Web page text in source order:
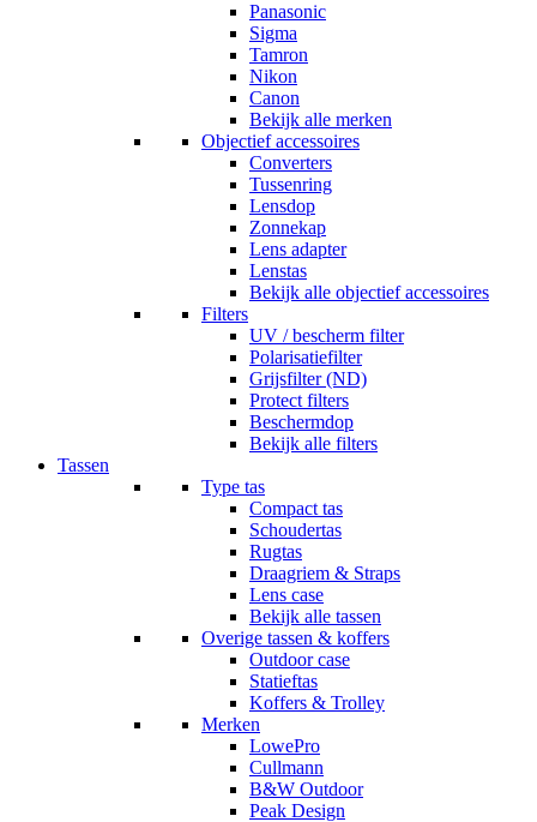
Panasonic
Sigma
Tamron
Nikon
Canon
Bekijk alle merken
Objectief accessoires
Converters
Tussenring
Lensdop
Zonnekap
Lens adapter
Lenstas
Bekijk alle objectief accessoires
Filters
UV / bescherm filter
Polarisatiefilter
Grijsfilter (ND)
Protect filters
Beschermdop
Bekijk alle filters
Tassen
Type tas
Compact tas
Schoudertas
Rugtas
Draagriem & Straps
Lens case
Bekijk alle tassen
Overige tassen & koffers
Outdoor case
Statieftas
Koffers & Trolley
Merken
LowePro
Cullmann
B&W Outdoor
Peak Design